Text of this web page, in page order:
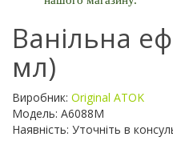
Ванільна
мл)
Виробник: Original ATOK
Модель: A6088M
Наявність: Уточніть в